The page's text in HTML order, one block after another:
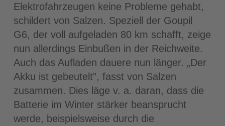
Elektrofahrzeugen keine Probleme gehabt,
schildert von Salzen. Speziell der Goupil
G6, der voll aufgeladen 80 km schafft, zeige
nun allerdings Einbußen in der Reichweite.
Auch das Aufladen dauere nun länger. „Der
Akku ist gebeutelt”, fasst von Salzen
zusammen. Dies läge v. a. daran, dass die
Batterie im Winter stärker beansprucht
werde, beispielsweise durch die